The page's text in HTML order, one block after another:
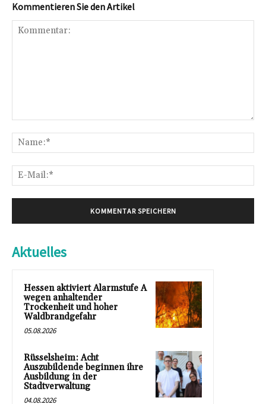
Kommentieren Sie den Artikel
Aktuelles
Hessen aktiviert Alarmstufe A
wegen anhaltender
Trockenheit und hoher
Waldbrandgefahr
05.08.2026
Rüsselsheim: Acht
Auszubildende beginnen ihre
Ausbildung in der
Stadtverwaltung
04.08.2026